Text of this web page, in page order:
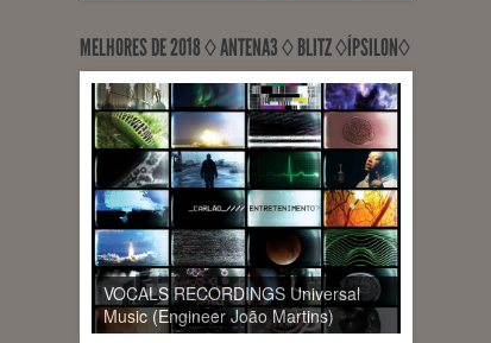
MELHORES DE 2018 ◊ ANTENA3 ◊ BLITZ ◊ÍPSILON◊
VOCALS RECORDINGS Universal
Music (Engineer João Martins)